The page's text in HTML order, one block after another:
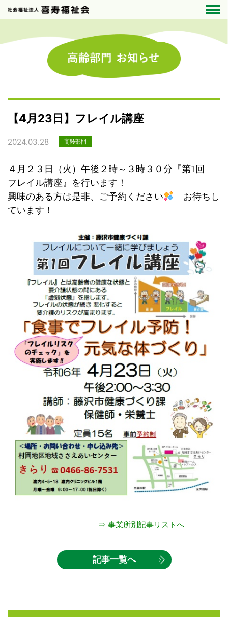
【4月23日】フレイル講座
2024.03.28 高齢部門
４月２３日（火）午後２時～３時３０分『第1回
フレイル講座』を行います！
興味のある方は是非、ご予約ください
お待ちし
ています！
⇒ 事業所別記事リストへ
記事一覧へ